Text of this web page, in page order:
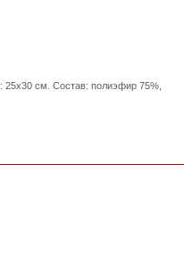
см. Состав: полиэфир 75%,